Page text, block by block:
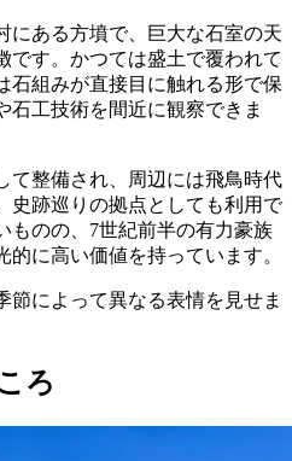
にある方墳で、巨大な石室の天
です。かつては盛土で覆われて
石組みが直接目に触れる形で保
石工技術を間近に観察できま
て整備され、周辺には飛鳥時代
史跡巡りの拠点としても利用で
ものの、7世紀前半の有力豪族
に高い価値を持っています。
節によって異なる表情を見せま
ろ